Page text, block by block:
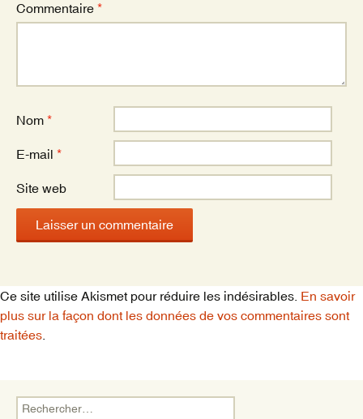
Commentaire *
Nom *
E-mail *
Site web
Ce site utilise Akismet pour réduire les indésirables. En savoir
plus sur la façon dont les données de vos commentaires sont
traitées
Rechercher :